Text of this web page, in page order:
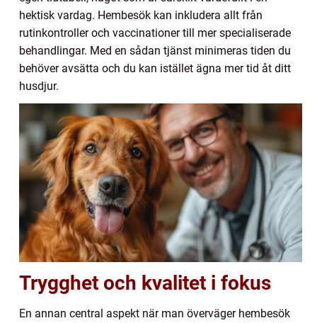
hektisk vardag. Hembesök kan inkludera allt från
rutinkontroller och vaccinationer till mer specialiserade
behandlingar. Med en sådan tjänst minimeras tiden du
behöver avsätta och du kan istället ägna mer tid åt ditt
husdjur.
Trygghet och kvalitet i fokus
En annan central aspekt när man överväger hembesök